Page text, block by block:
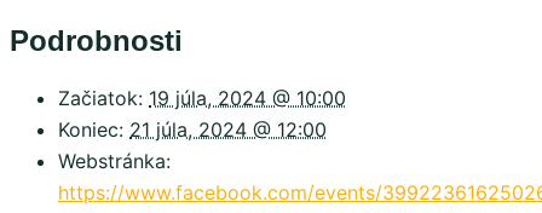
Podrobnosti
Začiatok: 19 júla, 2024 @ 10:00
Koniec: 21 júla, 2024 @ 12:00
Webstránka:
https://www.facebook.com/events/